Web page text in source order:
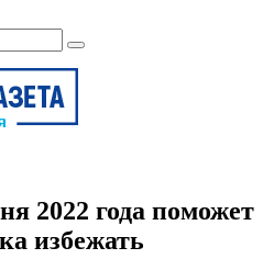
2022 года поможет
избежать